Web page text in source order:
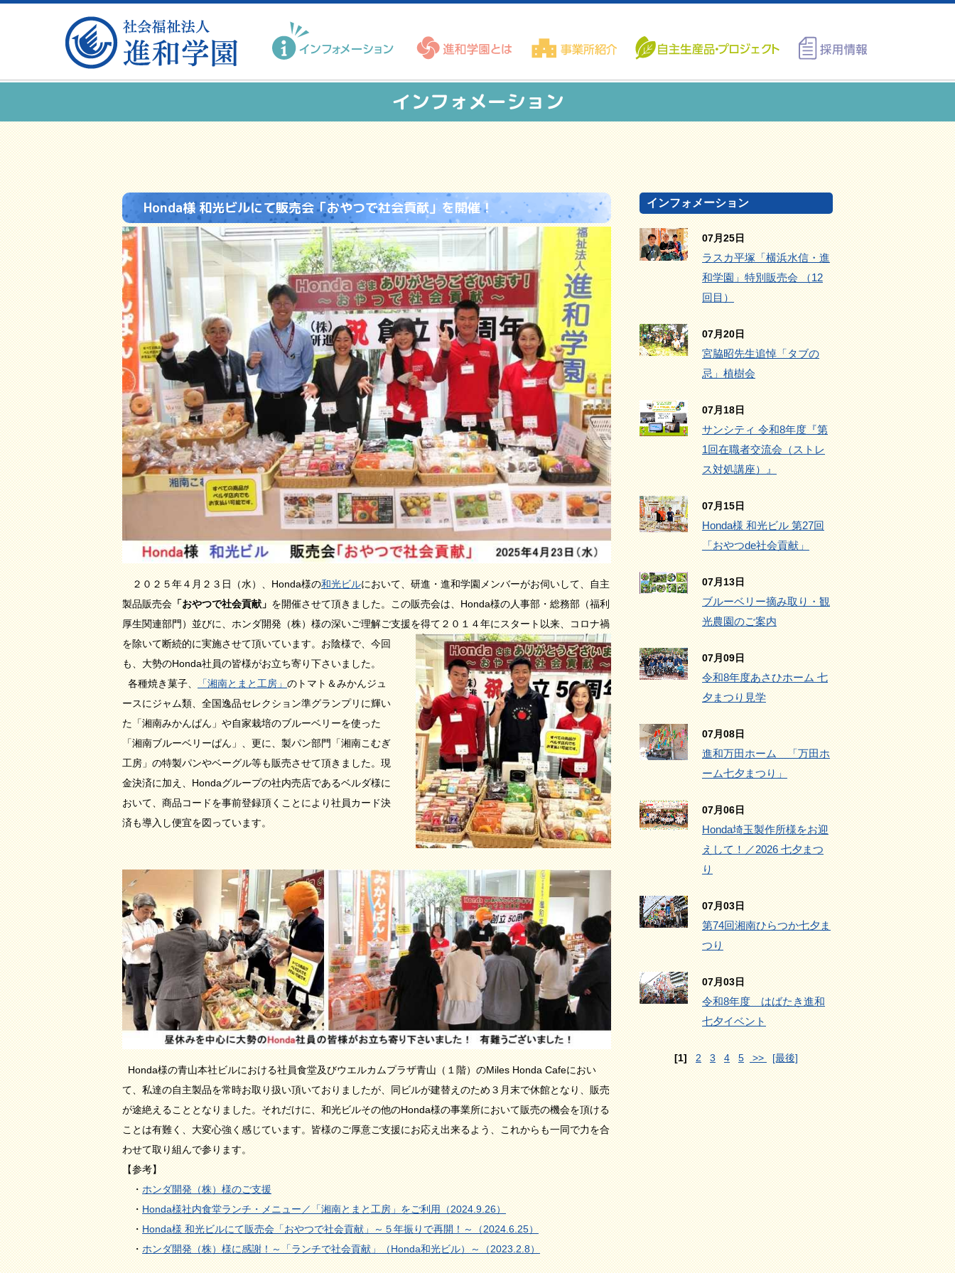
インフォメーション
Honda様 和光ビルにて販売会「おやつで社会貢献」を開催！
２０２５年４月２３日（水）、Honda様の和光ビルにおいて、研進・進和学園メンバーがお伺いして、自主
製品販売会 「おやつで社会貢献」 を開催させて頂きました。この販売会は、Honda様の人事部・総務部（福利
厚生関連部門）並びに、ホンダ開発（株）様の深いご理解ご支援を得て２０１４年にスタート以来、コロナ禍
を除いて断続的に実施させて頂いています。お陰様で、今回
も、大勢のHonda社員の皆様がお立ち寄り下さいました。
各種焼き菓子、
「湘南とまと工房」 のトマト＆みかんジュ
ースにジャム類、全国逸品セレクション準グランプリに輝い
た「湘南みかんぱん」や自家栽培のブルーベリーを使った
「湘南ブルーベリーぱん」、更に、製パン部門「湘南こむぎ
工房」の特製パンやベーグル等も販売させて頂きました。現
金決済に加え、Hondaグループの社内売店であるベルダ様に
おいて、商品コードを事前登録頂くことにより社員カード決
済も導入し便宜を図っています。
Honda様の青山本社ビルにおける社員食堂及びウエルカムプラザ青山（１階）のMiles Honda Cafeにおい
て、私達の自主製品を常時お取り扱い頂いておりましたが、同ビルが建替えのため３月末で休館となり、販売
が途絶えることとなりました。それだけに、和光ビルその他のHonda様の事業所において販売の機会を頂ける
ことは有難く、大変心強く感じています。皆様のご厚意ご支援にお応え出来るよう、これからも一同で力を合
わせて取り組んで参ります。
【参考】
・ ホンダ開発（株）様のご支援
・ Honda様社内食堂ランチ・メニュー／「湘南とまと工房」をご利用（2024.9.26）
・ Honda様 和光ビルにて販売会「おやつで社会貢献」～５年振りで再開！～（2024.6.25）
・ ホンダ開発（株）様に感謝！～「ランチで社会貢献」（Honda和光ビル）～（2023.2.8）
インフォメーション
07月25日
ラスカ平塚「横浜水信・進
和学園」特別販売会 （12
回目）
07月20日
宮脇昭先生追悼「タブの
忌」植樹会
07月18日
サンシティ 令和8年度『第
1回在職者交流会（ストレ
ス対処講座）』
07月15日
Honda様 和光ビル 第27回
「おやつde社会貢献」
07月13日
ブルーベリー摘み取り・観
光農園のご案内
07月09日
令和8年度あさひホーム 七
夕まつり見学
07月08日
進和万田ホーム 「万田ホ
ーム七夕まつり」
07月06日
Honda埼玉製作所様をお迎
えして！／2026 七夕まつ
り
07月03日
第74回湘南ひらつか七夕ま
つり
07月03日
令和8年度 はばたき進和
七夕イベント
[1] 2 3 4 5 >> [最後]